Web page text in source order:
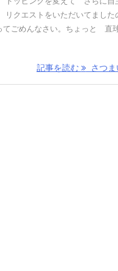
クエストをいただいてました
ごめんなさい。ちょっと 直
記事を読む さつま